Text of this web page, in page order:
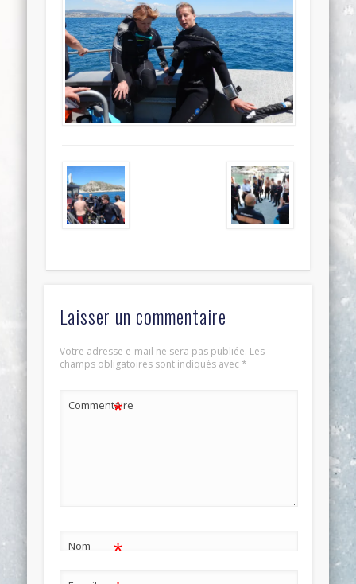
Laisser un commentaire
Votre adresse e-mail ne sera pas publiée. Les
champs obligatoires sont indiqués avec*
Commentaire
*
Nom *